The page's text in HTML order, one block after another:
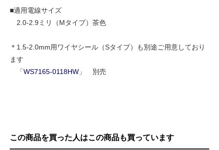
■適用電線サイズ
2.0-2.9ミリ（Mタイプ）茶色
＊1.5-2.0mm用ワイヤシール（Sタイプ）も別途ご用意しており
ます
「WS7165-0118HW 」 別売
この商品を買った人はこの商品も買っています